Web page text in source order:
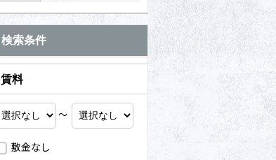
検索条件
賃料
～
敷金なし